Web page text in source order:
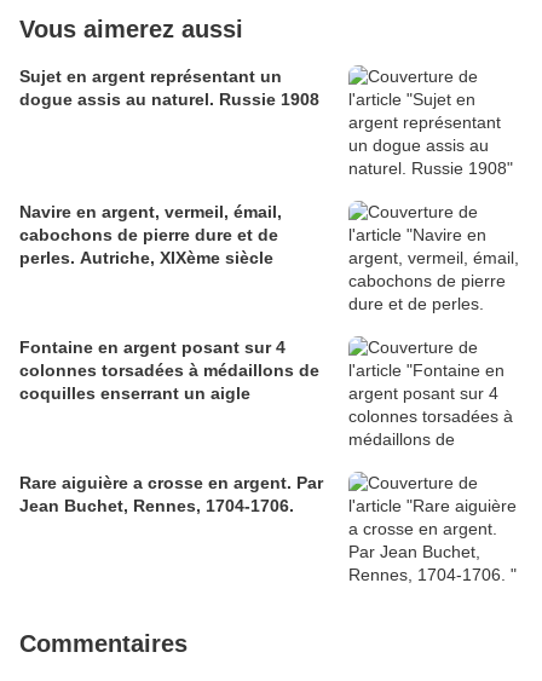
Vous aimerez aussi
Sujet en argent représentant un
dogue assis au naturel. Russie 1908
Navire en argent, vermeil, émail,
cabochons de pierre dure et de
perles. Autriche, XIXème siècle
Fontaine en argent posant sur 4
colonnes torsadées à médaillons de
coquilles enserrant un aigle
Rare aiguière a crosse en argent. Par
Jean Buchet, Rennes, 1704-1706.
Commentaires